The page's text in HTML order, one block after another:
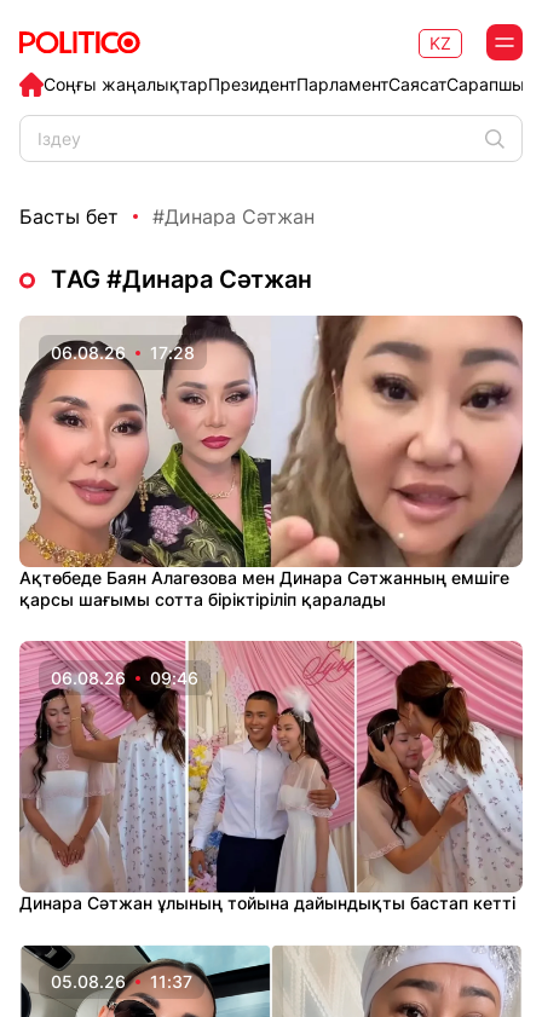
Соңғы жаңалықтарПрезидентПарламентСаясат
KZ
Басты бет #Динара Сәтжан
ТAG #Динара Сәтжан
06.08.26 17:28
Ақтөбеде Баян Алагөзова мен Динара Сәтжанның емшіге
қарсы шағымы сотта біріктіріліп қаралады
06.08.26 09:46
Динара Сәтжан ұлының тойына дайындықты бастап кетті
05.08.26 11:37